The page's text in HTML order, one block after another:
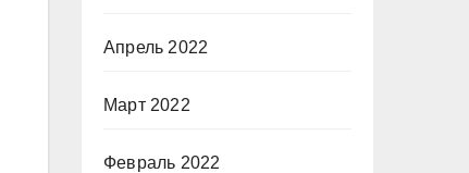
Апрель 2022
Март 2022
Февраль 2022